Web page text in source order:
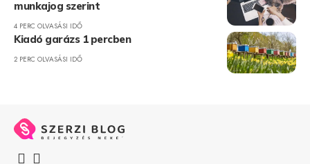
munkajog szerint
4 PERC OLVASÁSI IDŐ
Kiadó garázs 1 percben
2 PERC OLVASÁSI IDŐ